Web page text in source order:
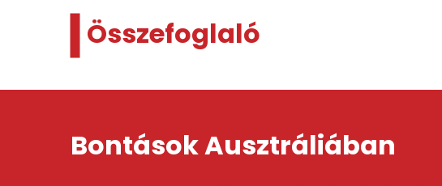
Összefoglaló
Bontások Ausztráliában